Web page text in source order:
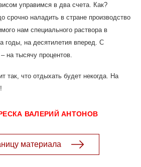
управимся в два счета. Как?
срочно наладить в стране производство
нам специального раствора в
годы, на десятилетия вперед. С
на тысячу процентов.
так, что отдыхать будет некогда. На
ВАЛЕРИЙ АНТОНОВ
материала